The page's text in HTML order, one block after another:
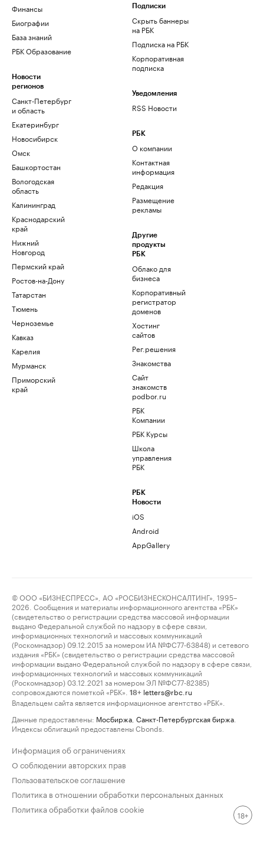
Финансы
Биографии
База знаний
РБК Образование
Новости
регионов
Санкт-Петербург
и область
Екатеринбург
Новосибирск
Омск
Башкортостан
Вологодская
область
Калининград
Краснодарский
край
Нижний
Новгород
Пермский край
Ростов-на-Дону
Татарстан
Тюмень
Черноземье
Кавказ
Карелия
Мурманск
Приморский
край
Подписки
Скрыть баннеры
на РБК
Подписка на РБК
Корпоративная
подписка
Уведомления
RSS Новости
РБК
О компании
Контактная
информация
Редакция
Размещение
рекламы
Другие
продукты
РБК
Облако для
бизнеса
Корпоративный
регистратор
доменов
Хостинг
сайтов
Рег.решения
Знакомства
Сайт
знакомств
podbor.ru
РБК
Компании
РБК Курсы
Школа
управления
РБК
РБК
Новости
iOS
Android
AppGallery
© ООО «БИЗНЕСПРЕСС», АО «РОСБИЗНЕСКОНСАЛТИНГ», 1995–
2026. Сообщения и материалы информационного агентства «РБК»
(свидетельство о регистрации средства массовой информации
выдано Федеральной службой по надзору в сфере связи,
информационных технологий и массовых коммуникаций
(Роскомнадзор) 09.12.2015 за номером ИА №ФС77-63848) и сетевого
издания «РБК» (свидетельство о регистрации средства массовой
информации выдано Федеральной службой по надзору в сфере связи,
информационных технологий и массовых коммуникаций
(Роскомнадзор) 03.12.2021 за номером ЭЛ №ФС77-82385)
сопровождаются пометкой «РБК».
18+ letters@rbc.ru
Владельцем сайта является информационное агентство «РБК».
Данные предоставлены: Мосбиржа Санкт-Петербургская биржа
Индексы облигаций предоставлены Cbonds.
Информация об ограничениях
О соблюдении авторских прав
Пользовательское соглашение
Политика в отношении обработки персональных данных
Политика обработки файлов cookie
18+